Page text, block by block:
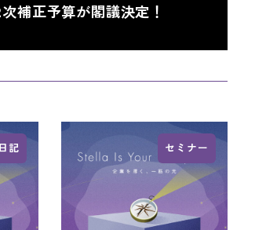
補正予算が閣議決定！
日記 セミナー